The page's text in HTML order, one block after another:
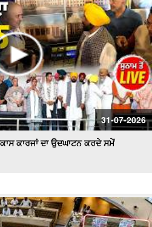
31-07-2026
ਕਾਰਜਾਂ ਦਾ ਉਦਘਾਟਨ ਕਰਦੇ ਸਮੇਂ